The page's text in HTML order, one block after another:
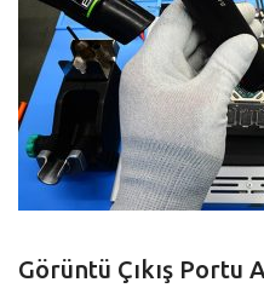
Görüntü Çıkış Portu